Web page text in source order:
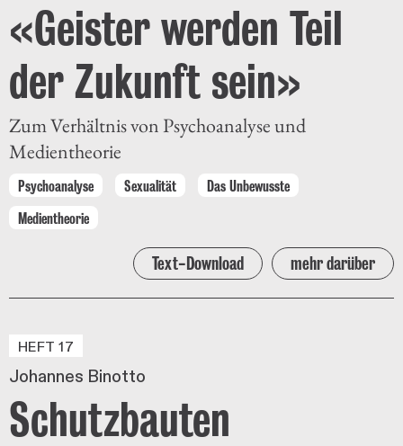
«Geister werden Teil
der Zukunft sein»
Zum Verhältnis von Psychoanalyse und
Medientheorie
Psychoanalyse Sexualität
Das Unbewusste
Medientheorie
Text-Download mehr darüber
HEFT 17
Johannes Binotto
Schutzbauten